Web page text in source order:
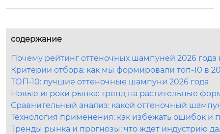
содержание
Почему рейтинг оттеночных шампуней 2026 года
Критерии отбора: как мы формировали топ-10 в
ТОП-10: лучшие оттеночные шампуни 2026 года
Новые игроки рынка: тренд на растительные
Сравнительный анализ: какой оттеночный
Технология применения: как избежать ошибок и
Тренды рынка и прогнозы: что ждет индустрию